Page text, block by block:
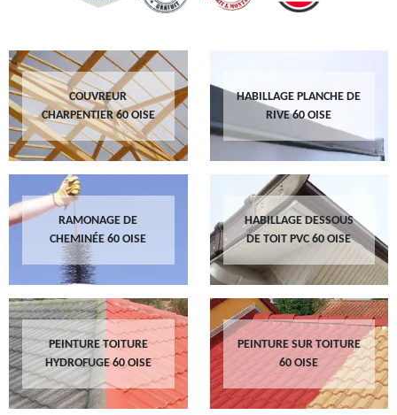
COUVREUR
CHARPENTIER 60 OISE
HABILLAGE PLANCHE DE
RIVE 60 OISE
RAMONAGE DE
CHEMINÉE 60 OISE
HABILLAGE DESSOUS
DE TOIT PVC 60 OISE
PEINTURE TOITURE
HYDROFUGE 60 OISE
PEINTURE SUR TOITURE
60 OISE